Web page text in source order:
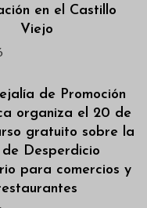
en el Castillo
Viejo
de Promoción
organiza el 20 de
gratuito sobre la
de Desperdicio
para comercios y